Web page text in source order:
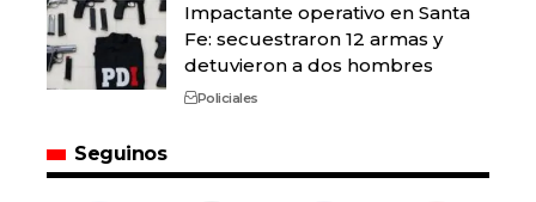
Impactante operativo en Santa
Fe: secuestraron 12 armas y
detuvieron a dos hombres
Policiales
Seguinos